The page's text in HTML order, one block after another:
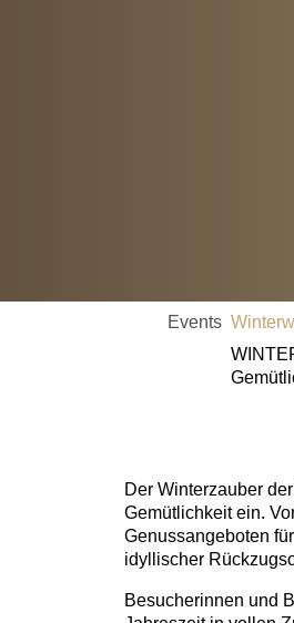
Events
Der Winterzauber
Gemütlichkeit ein.
Genussangeboten
idyllischer
Besucherinnen und